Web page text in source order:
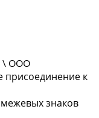
\ ООО
присоединение к
межевых знаков